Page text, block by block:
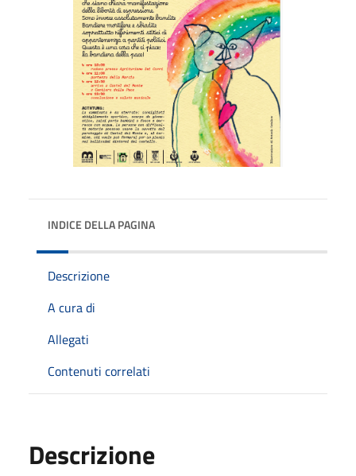
INDICE DELLA PAGINA
Descrizione
A cura di
Allegati
Contenuti correlati
Descrizione